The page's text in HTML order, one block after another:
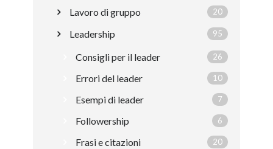
Lavoro di gruppo 20
Leadership 95
Consigli per il leader 26
Errori del leader 10
Esempi di leader 7
Followership 6
Frasi e citazioni 20